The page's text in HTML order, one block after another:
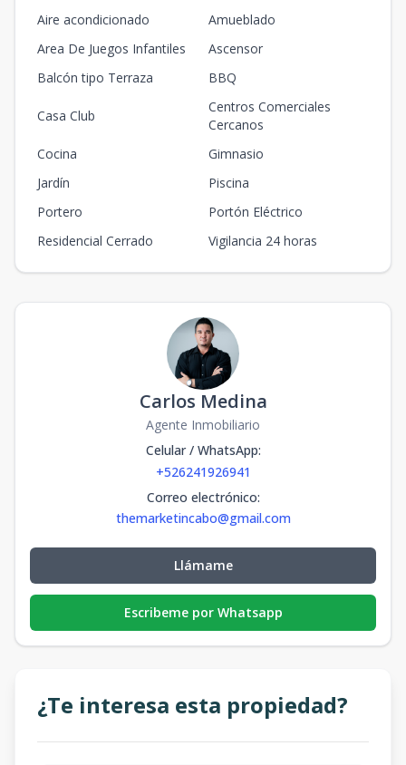
Aire acondicionado
Amueblado
Area De Juegos Infantiles
Ascensor
Balcón tipo Terraza
BBQ
Casa Club
Centros Comerciales
Cercanos
Cocina
Gimnasio
Jardín
Piscina
Portero
Portón Eléctrico
Residencial Cerrado
Vigilancia 24 horas
Carlos Medina
Agente Inmobiliario
Celular / WhatsApp:
+526241926941
Correo electrónico:
themarketincabo@gmail.com
Llámame
Escribeme por Whatsapp
¿Te interesa esta propiedad?